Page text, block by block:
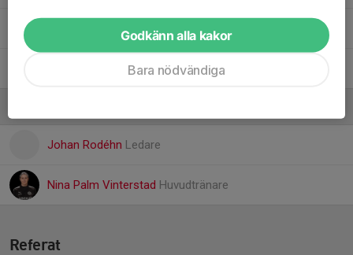
25. Taher Mustafa
Johan Rodéhn Ledare
Nina Palm Vinterstad Huvudtränare
Referat
Godkänn alla kakor
Bara nödvändiga